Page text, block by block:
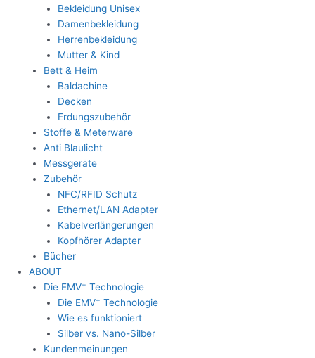
Bekleidung Unisex
Damenbekleidung
Herrenbekleidung
Mutter & Kind
Bett & Heim
Baldachine
Decken
Erdungszubehör
Stoffe & Meterware
Anti Blaulicht
Messgeräte
Zubehör
NFC/RFID Schutz
Ethernet/LAN Adapter
Kabelverlängerungen
Kopfhörer Adapter
Bücher
ABOUT
Die EMV+ Technologie
Die EMV+ Technologie
Wie es funktioniert
Silber vs. Nano-Silber
Kundenmeinungen